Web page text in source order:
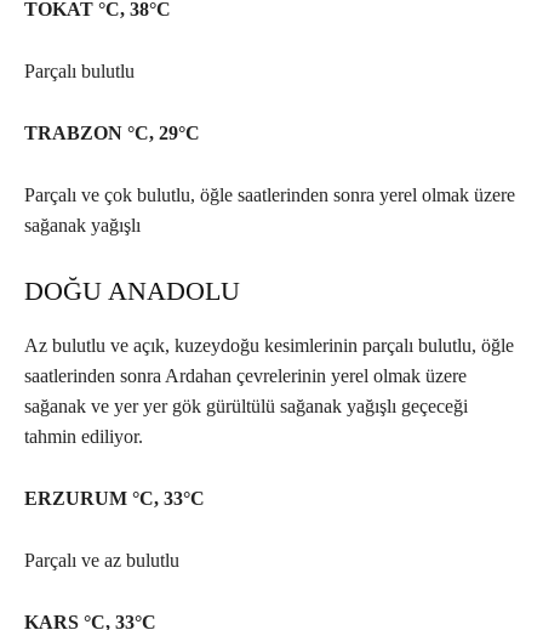
TOKAT °C, 38°C
Parçalı bulutlu
TRABZON °C, 29°C
Parçalı ve çok bulutlu, öğle saatlerinden sonra yerel olmak üzere
sağanak yağışlı
DOĞU ANADOLU
Az bulutlu ve açık, kuzeydoğu kesimlerinin parçalı bulutlu, öğle
saatlerinden sonra Ardahan çevrelerinin yerel olmak üzere
sağanak ve yer yer gök gürültülü sağanak yağışlı geçeceği
tahmin ediliyor.
ERZURUM °C, 33°C
Parçalı ve az bulutlu
KARS °C, 33°C